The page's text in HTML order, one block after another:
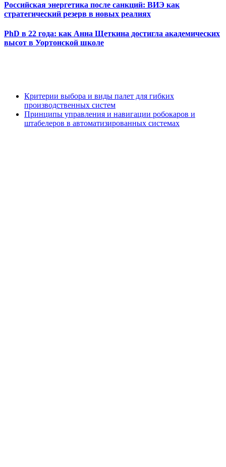
Российская энергетика после санкций: ВИЭ как
стратегический резерв в новых реалиях
PhD в 22 года: как Анна Щеткина достигла академических
высот в Уортонской школе
Критерии выбора и виды палет для гибких
производственных систем
Принципы управления и навигации робокаров и
штабелеров в автоматизированных системах